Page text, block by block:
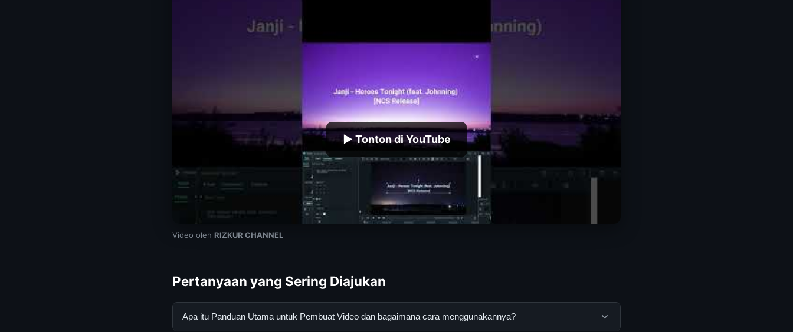
▶ Tonton di YouTube
Video oleh RIZKUR CHANNEL
Pertanyaan yang Sering Diajukan
Apa itu Panduan Utama untuk Pembuat Video dan bagaimana cara menggunakannya?